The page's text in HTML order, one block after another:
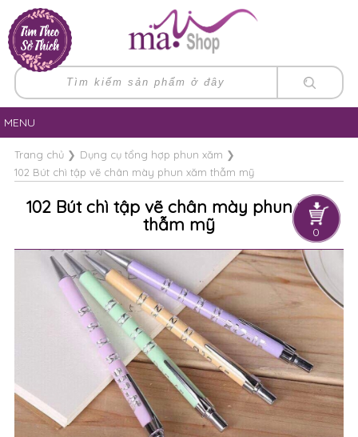
0
MENU
Trang chủ❯ Dụng cụ tổng hợp phun xăm ❯
102 Bút chì tập vẽ chân mày phun xăm thẫm mỹ
102 Bút chì tập vẽ chân mày phun xăm
thẫm mỹ